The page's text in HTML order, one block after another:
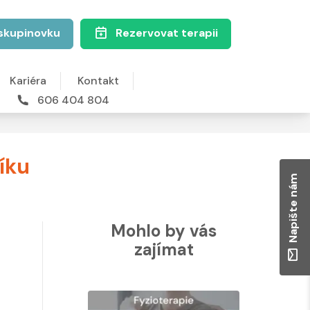
Rezervovat terapii
Kariéra
Kontakt
606 404 804
Mohlo by vás
zajímat
Napište nám